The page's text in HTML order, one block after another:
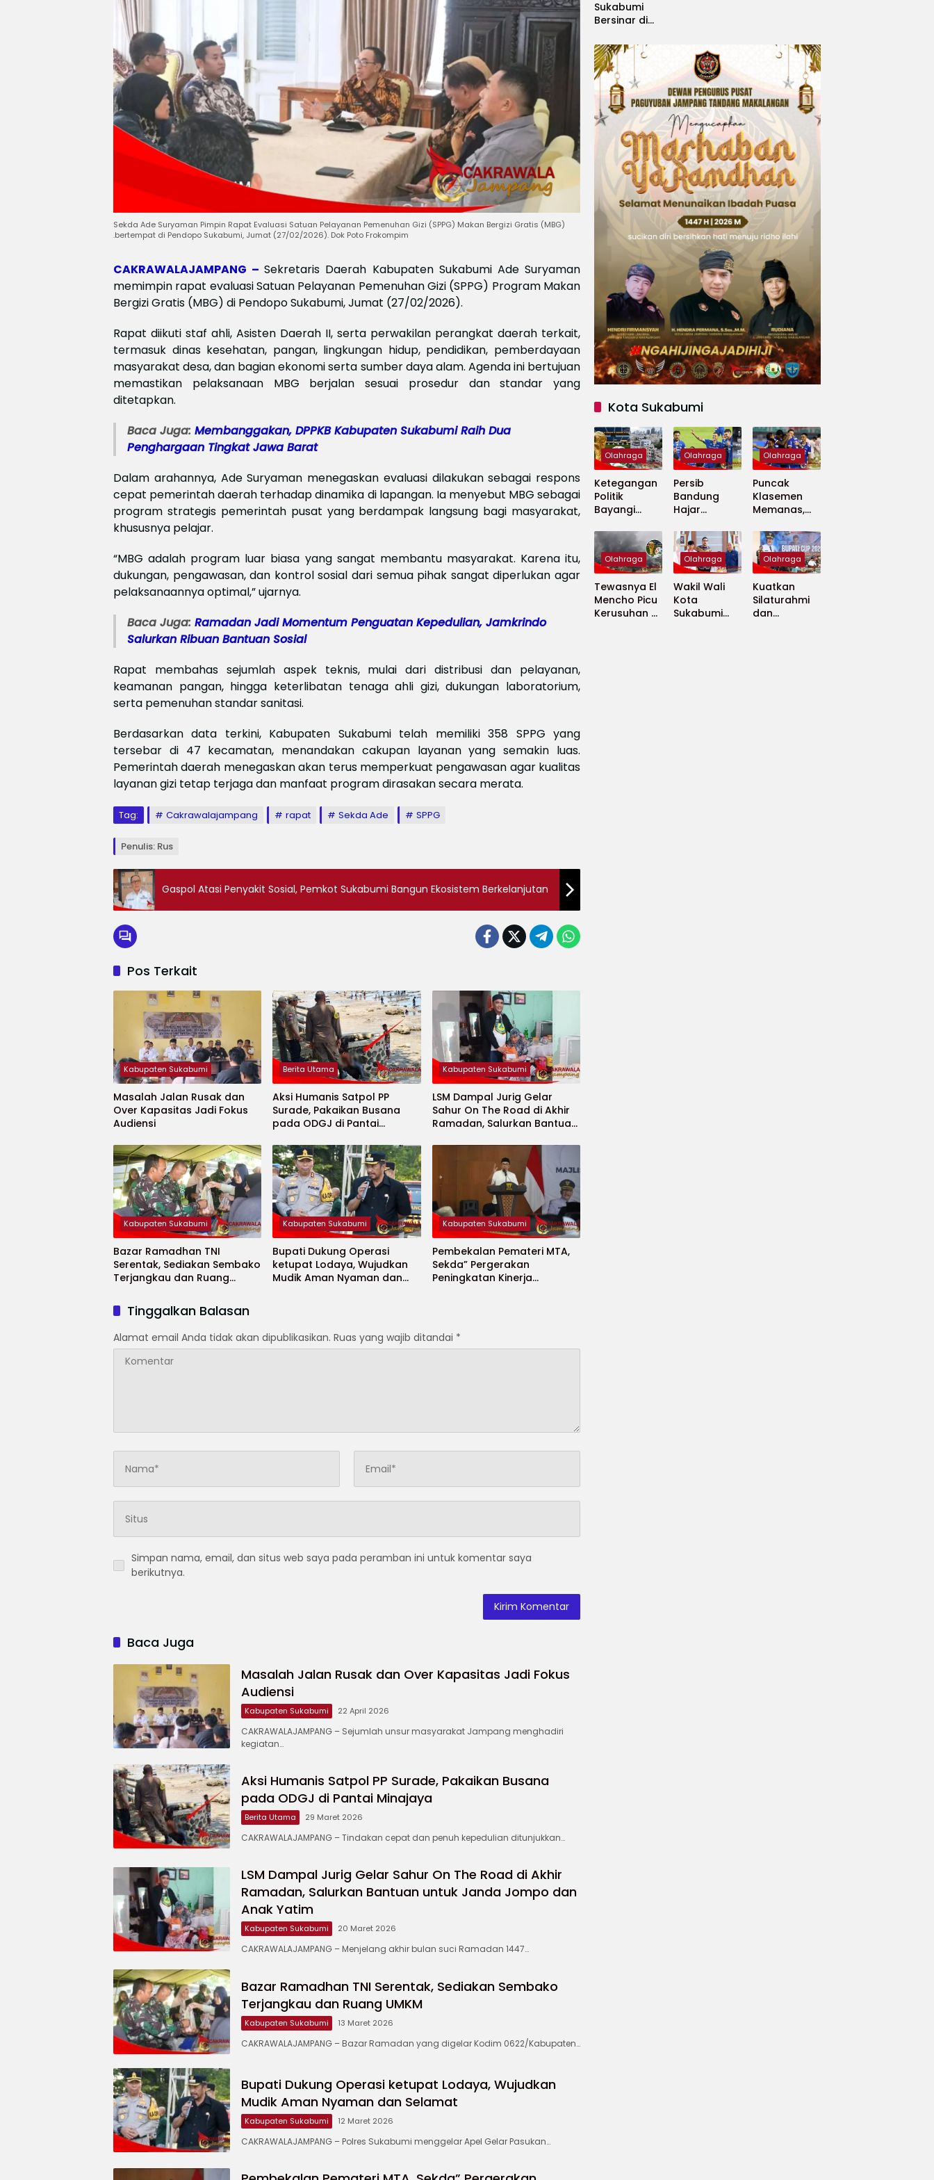
Sekda Ade Suryaman Pimpin Rapat Evaluasi Satuan Pelayanan Pemenuhan Gizi (SPPG) Makan Bergizi Gratis (MBG)
.bertempat di Pendopo Sukabumi, Jumat (27/02/2026). Dok Poto Frokompim
CAKRAWALAJAMPANG –Sekretaris Daerah Kabupaten Sukabumi Ade Suryaman
memimpin rapat evaluasi Satuan Pelayanan Pemenuhan Gizi (SPPG) Program Makan
Bergizi Gratis (MBG) di Pendopo Sukabumi, Jumat (27/02/2026).
Rapat diikuti staf ahli, Asisten Daerah II, serta perwakilan perangkat daerah terkait,
termasuk dinas kesehatan, pangan, lingkungan hidup, pendidikan, pemberdayaan
masyarakat desa, dan bagian ekonomi serta sumber daya alam. Agenda ini bertujuan
memastikan pelaksanaan MBG berjalan sesuai prosedur dan standar yang
ditetapkan.
Baca Juga: Membanggakan, DPPKB Kabupaten Sukabumi Raih Dua
Penghargaan Tingkat Jawa Barat
Dalam arahannya, Ade Suryaman menegaskan evaluasi dilakukan sebagai respons
cepat pemerintah daerah terhadap dinamika di lapangan. Ia menyebut MBG sebagai
program strategis pemerintah pusat yang berdampak langsung bagi masyarakat,
khususnya pelajar.
“MBG adalah program luar biasa yang sangat membantu masyarakat. Karena itu,
dukungan, pengawasan, dan kontrol sosial dari semua pihak sangat diperlukan agar
pelaksanaannya optimal,” ujarnya.
Baca Juga: Ramadan Jadi Momentum Penguatan Kepedulian, Jamkrindo
Salurkan Ribuan Bantuan Sosial
Rapat membahas sejumlah aspek teknis, mulai dari distribusi dan pelayanan,
keamanan pangan, hingga keterlibatan tenaga ahli gizi, dukungan laboratorium,
serta pemenuhan standar sanitasi.
Berdasarkan data terkini, Kabupaten Sukabumi telah memiliki 358 SPPG yang
tersebar di 47 kecamatan, menandakan cakupan layanan yang semakin luas.
Pemerintah daerah menegaskan akan terus memperkuat pengawasan agar kualitas
layanan gizi tetap terjaga dan manfaat program dirasakan secara merata.
Tag: Cakrawalajampang rapat Sekda Ade SPPG
Penulis: Rus
Gaspol Atasi Penyakit Sosial, Pemkot Sukabumi Bangun Ekosistem Berkelanjutan
Pos Terkait
Kabupaten Sukabumi
Masalah Jalan Rusak dan
Over Kapasitas Jadi Fokus
Audiensi
Berita Utama
Aksi Humanis Satpol PP
Surade, Pakaikan Busana
pada ODGJ di Pantai
Kabupaten Sukabumi
LSM Dampal Jurig Gelar
Sahur On The Road di Akhir
Ramadan, Salurkan Bantuan
Anak Yatim
Kabupaten Sukabumi
Bazar Ramadhan TNI
Serentak, Sediakan Sembako
Terjangkau dan Ruang
Kabupaten Sukabumi
Bupati Dukung Operasi
ketupat Lodaya, Wujudkan
Mudik Aman Nyaman dan
Kabupaten Sukabumi
Pembekalan Pemateri MTA,
Sekda” Pergerakan
Peningkatan Kinerja
Tinggalkan Balasan
Alamat email Anda tidak akan dipublikasikan. Ruas yang wajib ditandai *
Simpan nama, email, dan situs web saya pada peramban ini untuk komentar saya
berikutnya.
Baca Juga
Masalah Jalan Rusak dan Over Kapasitas Jadi Fokus
Audiensi
Kabupaten Sukabumi 22 April 2026
CAKRAWALAJAMPANG – ‎Sejumlah unsur masyarakat Jampang menghadiri
kegiatan…
Aksi Humanis Satpol PP Surade, Pakaikan Busana
pada ODGJ di Pantai Minajaya
Berita Utama 29 Maret 2026
CAKRAWALAJAMPANG – Tindakan cepat dan penuh kepedulian ditunjukkan…
LSM Dampal Jurig Gelar Sahur On The Road di Akhir
Ramadan, Salurkan Bantuan untuk Janda Jompo dan
Anak Yatim
Kabupaten Sukabumi 20 Maret 2026
CAKRAWALAJAMPANG – Menjelang akhir bulan suci Ramadan 1447…
Bazar Ramadhan TNI Serentak, Sediakan Sembako
Terjangkau dan Ruang UMKM
Kabupaten Sukabumi 13 Maret 2026
CAKRAWALAJAMPANG – Bazar Ramadan yang digelar Kodim 0622/Kabupaten…
Bupati Dukung Operasi ketupat Lodaya, Wujudkan
Mudik Aman Nyaman dan Selamat
Kabupaten Sukabumi 12 Maret 2026
CAKRAWALAJAMPANG – Polres Sukabumi menggelar Apel Gelar Pasukan…
Sukabumi
Bersinar di
Gelar
Bergengsi
Ajang Idol
Kids
International
2026
Kota Sukabumi
Olahraga
Ketegangan
Politik
Bayangi
Piala Dunia
2026
Olahraga
Persib
Bandung
Hajar
United 5-0,
Perkuat
Puncak
Klasemen BRI
Super
League
Olahraga
Puncak
Klasemen
Memanas,
Persija Saling
Tekan
Olahraga
Tewasnya El
Mencho Picu
Kerusuhan di
Olahraga
Wakil Wali
Kota
Sukabumi
Olahraga
Kuatkan
Silaturahmi
dan